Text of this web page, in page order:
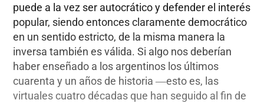
puede a la vez ser autocrático y defender el interés
popular, siendo entonces claramente democrático
en un sentido estricto, de la misma manera la
inversa también es válida. Si algo nos deberían
haber enseñado a los argentinos los últimos
cuarenta y un años de historia ―esto es, las
virtuales cuatro décadas que han seguido al fin de